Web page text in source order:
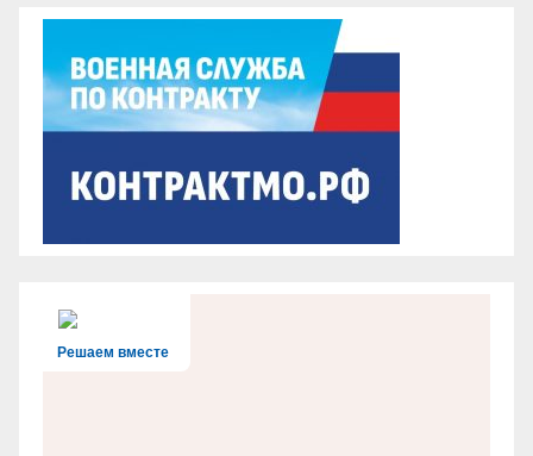
Решаем вместе